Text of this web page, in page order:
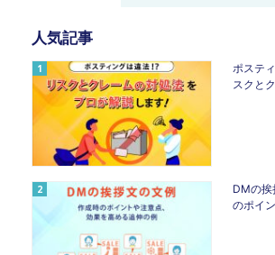
人気記事
ポステ
スクと
DMの
のポイ